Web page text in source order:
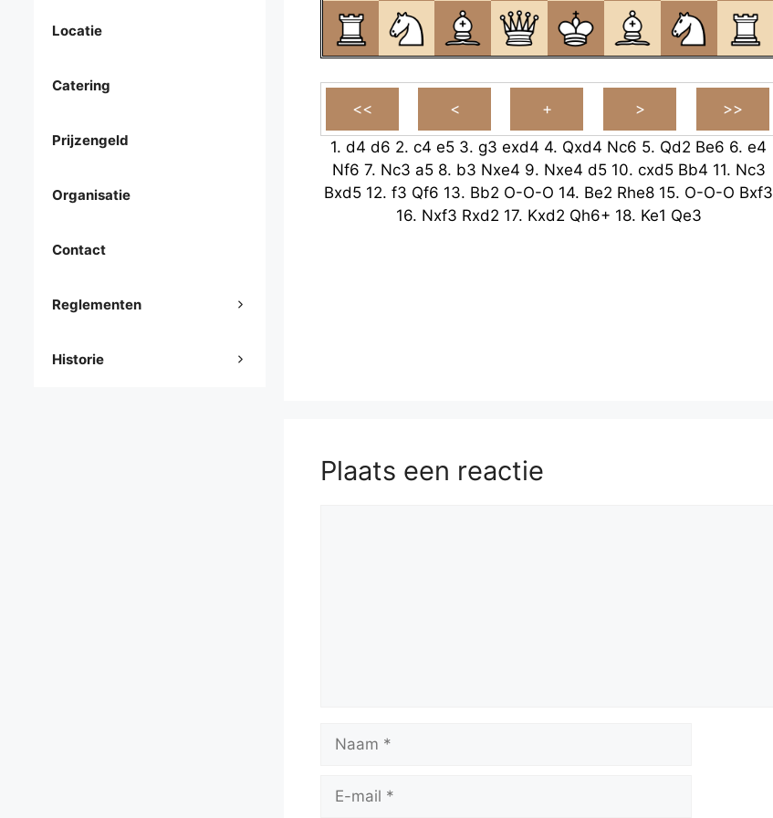
1. d4 d6 2. c4 e5 3. g3 exd4 4. Qxd4 Nc6 5. Qd2 Be6 6. e4
Nf6 7. Nc3 a5 8. b3 Nxe4 9. Nxe4 d5 10. cxd5 Bb4 11. Nc3
Bxd5 12. f3 Qf6 13. Bb2 O-O-O 14. Be2 Rhe8 15. O-O-O Bxf3
16. Nxf3 Rxd2 17. Kxd2 Qh6+ 18. Ke1 Qe3
Plaats een reactie
mail
Locatie
Catering
Prijzengeld
Organisatie
Contact
Reglementen
Historie